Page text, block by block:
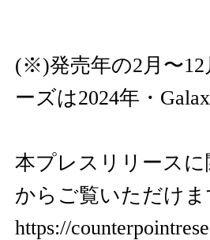
(※)発売年の2月〜12
ーズは2024年・
本プレスリリース
からご覧いただけま
https://